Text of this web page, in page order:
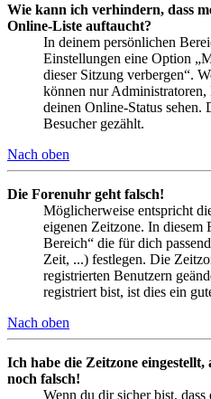
Wie kann ich verhindern, dass
Online-Liste auftaucht?
In deinem persönlichen
Einstellungen eine Option
dieser Sitzung verbergen“.
können nur
deinen Online-Status sehen.
Besucher gezählt.
Nach oben
Die Forenuhr geht falsch!
Möglicherweise entspricht
eigenen Zeitzone. In diesem
Bereich“ die für dich
Zeit, ...) festlegen. Die
registrierten Benutzern
registriert bist, ist dies ein
Nach oben
Ich habe die Zeitzone
noch falsch!
Wenn du dir sicher bist,